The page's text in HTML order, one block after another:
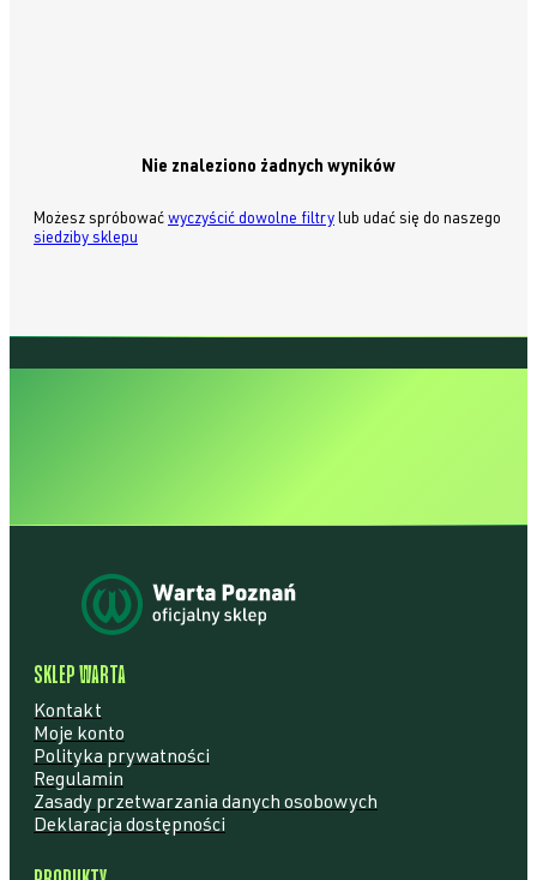
Nie znaleziono żadnych wyników
Możesz spróbować wyczyścić dowolne filtry lub udać się do naszego
siedziby sklepu
•
SKLEP WARTA
Kontakt
Moje konto
Polityka prywatności
Regulamin
Zasady przetwarzania danych osobowych
Deklaracja dostępności